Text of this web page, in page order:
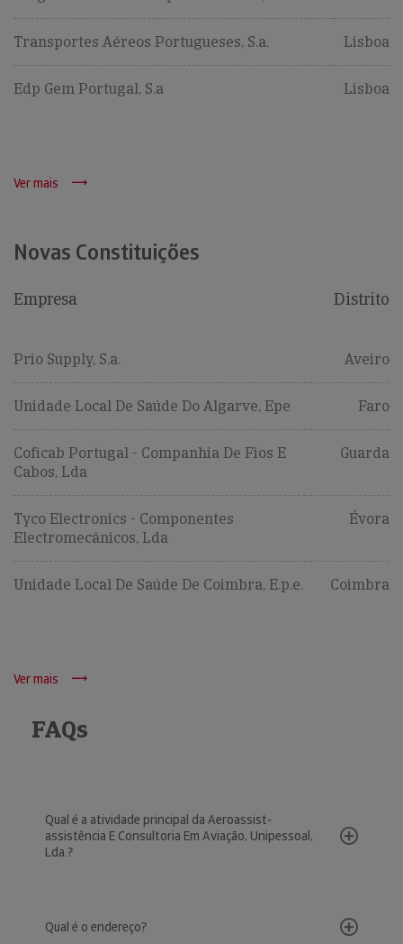
Transportes Aéreos Portugueses, S.a. Lisboa
Edp Gem Portugal, S.a Lisboa
Ver mais
Novas Constituições
Empresa Distrito
Prio Supply, S.a. Aveiro
Unidade Local De Saúde Do Algarve, Epe Faro
Coficab Portugal - Companhia De Fios E
Cabos, Lda
Guarda
Tyco Electronics - Componentes
Electromecânicos, Lda
Évora
Unidade Local De Saúde De Coimbra, E.p.e. Coimbra
Ver mais
FAQs
Qual é a atividade principal da Aeroassist-
assistência E Consultoria Em Aviação, Unipessoal,
Lda.?
Qual é o endereço?